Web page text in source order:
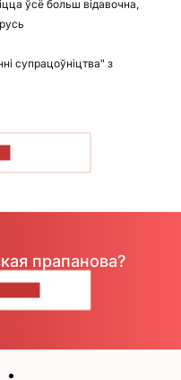
ўсё больш відавочна,
супрацоўніцтва" з
прапанова?